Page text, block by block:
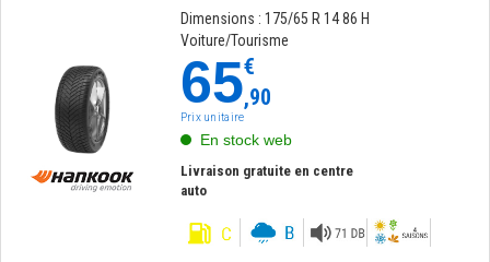
Dimensions : 175/65 R 14 86 H
Voiture/Tourisme
65€
,90
Prix unitaire
En stock web
Livraison gratuite en centre
auto